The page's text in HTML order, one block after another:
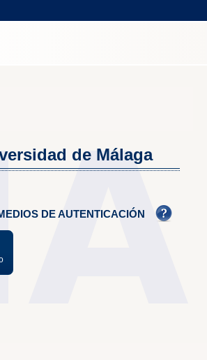
de Málaga
DE AUTENTICACIÓN